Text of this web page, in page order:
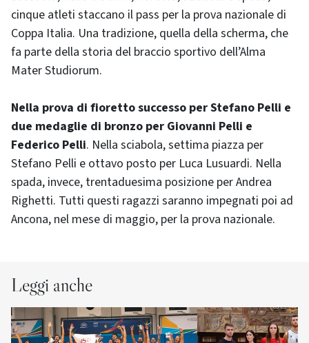
cinque atleti staccano il pass per la prova nazionale di
Coppa Italia. Una tradizione, quella della scherma, che
fa parte della storia del braccio sportivo dell’Alma
Mater Studiorum.
Nella prova di fioretto successo per Stefano Pelli e
due medaglie di bronzo per Giovanni Pelli e
Federico Pelli. Nella sciabola, settima piazza per
Stefano Pelli e ottavo posto per Luca Lusuardi. Nella
spada, invece, trentaduesima posizione per Andrea
Righetti. Tutti questi ragazzi saranno impegnati poi ad
Ancona, nel mese di maggio, per la prova nazionale.
Leggi anche